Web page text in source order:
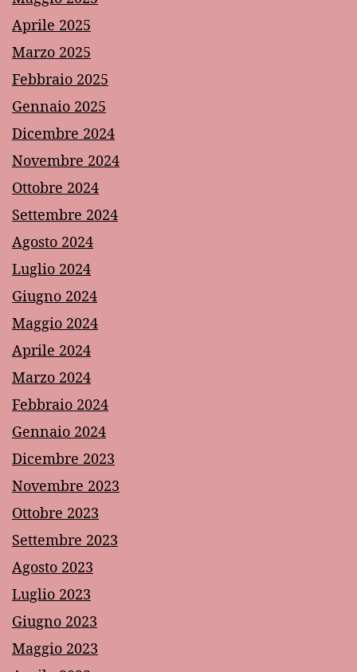
Aprile 2025
Marzo 2025
Febbraio 2025
Gennaio 2025
Dicembre 2024
Novembre 2024
Ottobre 2024
Settembre 2024
Agosto 2024
Luglio 2024
Giugno 2024
Maggio 2024
Aprile 2024
Marzo 2024
Febbraio 2024
Gennaio 2024
Dicembre 2023
Novembre 2023
Ottobre 2023
Settembre 2023
Agosto 2023
Luglio 2023
Giugno 2023
Maggio 2023